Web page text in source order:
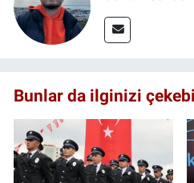
Bunlar da ilginizi